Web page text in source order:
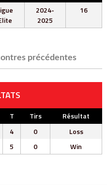
2024-
2025
16
précédentes
T Tirs
Résultat
4 0
Loss
5 0 Win